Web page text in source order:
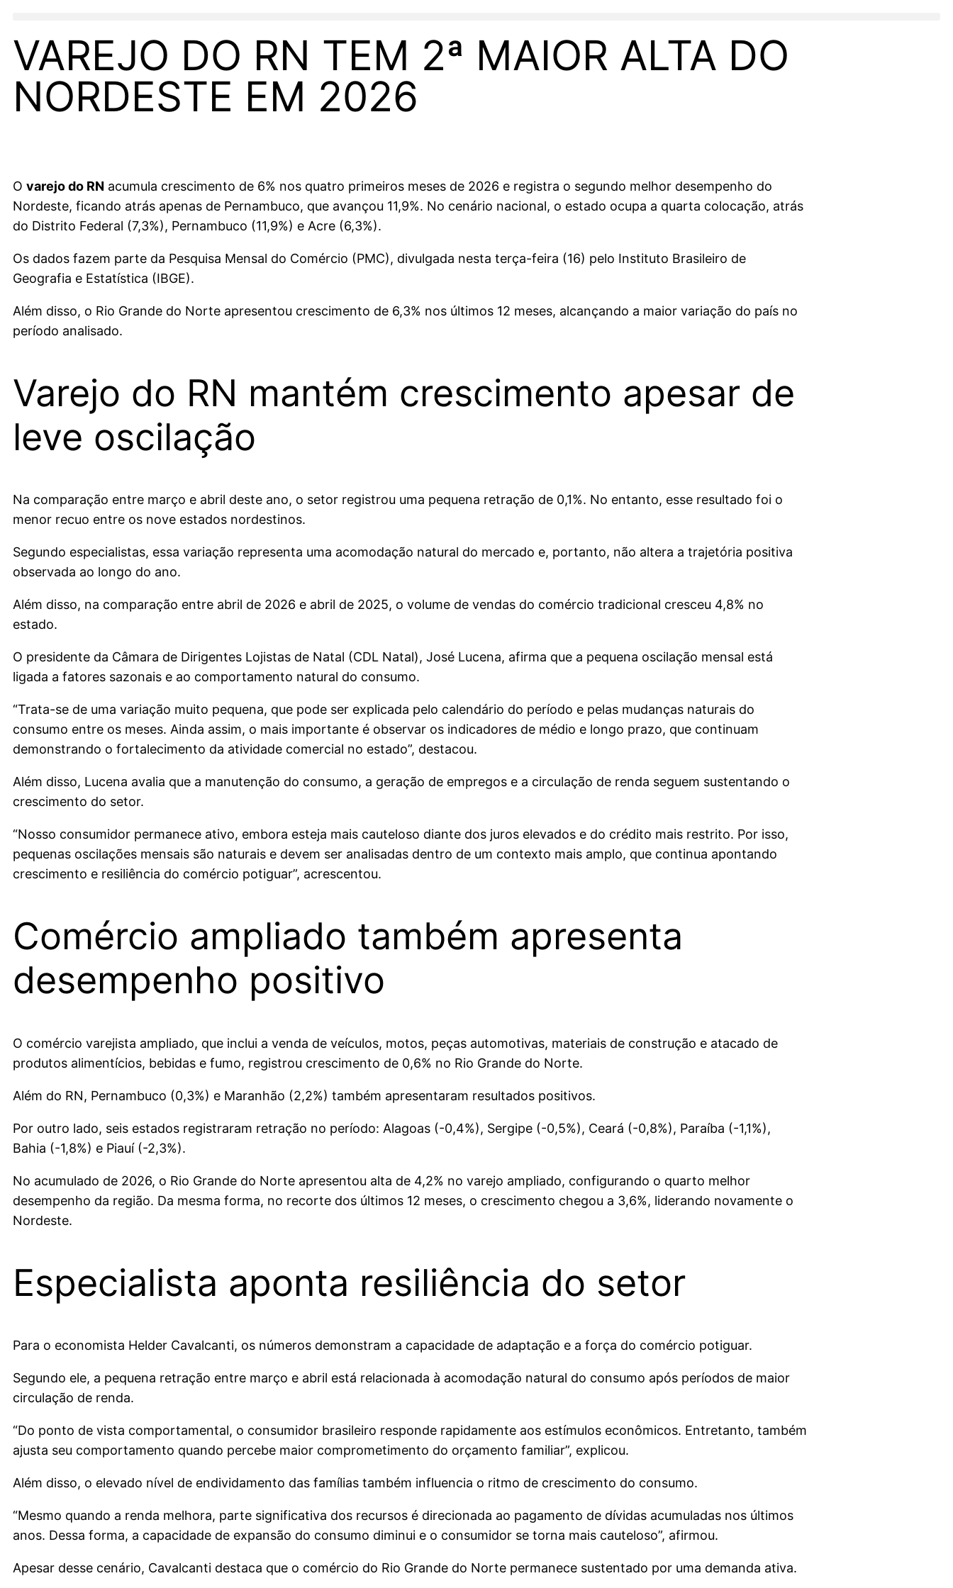
VAREJO DO RN TEM 2ª MAIOR ALTA DO
NORDESTE EM 2026
O varejo do RN acumula crescimento de 6% nos quatro primeiros meses de 2026 e registra o segundo melhor desempenho do
Nordeste, ficando atrás apenas de Pernambuco, que avançou 11,9%. No cenário nacional, o estado ocupa a quarta colocação, atrás
do Distrito Federal (7,3%), Pernambuco (11,9%) e Acre (6,3%).
Os dados fazem parte da Pesquisa Mensal do Comércio (PMC), divulgada nesta terça-feira (16) pelo Instituto Brasileiro de
Geografia e Estatística (IBGE).
Além disso, o Rio Grande do Norte apresentou crescimento de 6,3% nos últimos 12 meses, alcançando a maior variação do país no
período analisado.
Varejo do RN mantém crescimento apesar de
leve oscilação
Na comparação entre março e abril deste ano, o setor registrou uma pequena retração de 0,1%. No entanto, esse resultado foi o
menor recuo entre os nove estados nordestinos.
Segundo especialistas, essa variação representa uma acomodação natural do mercado e, portanto, não altera a trajetória positiva
observada ao longo do ano.
Além disso, na comparação entre abril de 2026 e abril de 2025, o volume de vendas do comércio tradicional cresceu 4,8% no
estado.
O presidente da Câmara de Dirigentes Lojistas de Natal (CDL Natal), José Lucena, afirma que a pequena oscilação mensal está
ligada a fatores sazonais e ao comportamento natural do consumo.
“Trata-se de uma variação muito pequena, que pode ser explicada pelo calendário do período e pelas mudanças naturais do
consumo entre os meses. Ainda assim, o mais importante é observar os indicadores de médio e longo prazo, que continuam
demonstrando o fortalecimento da atividade comercial no estado”, destacou.
Além disso, Lucena avalia que a manutenção do consumo, a geração de empregos e a circulação de renda seguem sustentando o
crescimento do setor.
“Nosso consumidor permanece ativo, embora esteja mais cauteloso diante dos juros elevados e do crédito mais restrito. Por isso,
pequenas oscilações mensais são naturais e devem ser analisadas dentro de um contexto mais amplo, que continua apontando
crescimento e resiliência do comércio potiguar”, acrescentou.
Comércio ampliado também apresenta
desempenho positivo
O comércio varejista ampliado, que inclui a venda de veículos, motos, peças automotivas, materiais de construção e atacado de
produtos alimentícios, bebidas e fumo, registrou crescimento de 0,6% no Rio Grande do Norte.
Além do RN, Pernambuco (0,3%) e Maranhão (2,2%) também apresentaram resultados positivos.
Por outro lado, seis estados registraram retração no período: Alagoas (-0,4%), Sergipe (-0,5%), Ceará (-0,8%), Paraíba (-1,1%),
Bahia (-1,8%) e Piauí (-2,3%).
No acumulado de 2026, o Rio Grande do Norte apresentou alta de 4,2% no varejo ampliado, configurando o quarto melhor
desempenho da região. Da mesma forma, no recorte dos últimos 12 meses, o crescimento chegou a 3,6%, liderando novamente o
Nordeste.
Especialista aponta resiliência do setor
Para o economista Helder Cavalcanti, os números demonstram a capacidade de adaptação e a força do comércio potiguar.
Segundo ele, a pequena retração entre março e abril está relacionada à acomodação natural do consumo após períodos de maior
circulação de renda.
“Do ponto de vista comportamental, o consumidor brasileiro responde rapidamente aos estímulos econômicos. Entretanto, também
ajusta seu comportamento quando percebe maior comprometimento do orçamento familiar”, explicou.
Além disso, o elevado nível de endividamento das famílias também influencia o ritmo de crescimento do consumo.
“Mesmo quando a renda melhora, parte significativa dos recursos é direcionada ao pagamento de dívidas acumuladas nos últimos
anos. Dessa forma, a capacidade de expansão do consumo diminui e o consumidor se torna mais cauteloso”, afirmou.
Apesar desse cenário, Cavalcanti destaca que o comércio do Rio Grande do Norte permanece sustentado por uma demanda ativa.